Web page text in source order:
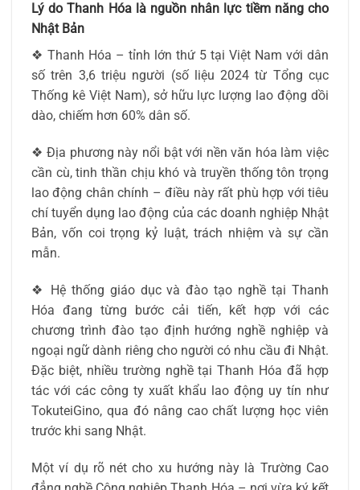
Lý do Thanh Hóa là nguồn nhân lực tiềm năng cho
Nhật Bản
❖ Thanh Hóa – tỉnh lớn thứ 5 tại Việt Nam với dân
số trên 3,6 triệu người (số liệu 2024 từ Tổng cục
Thống kê Việt Nam), sở hữu lực lượng lao động dồi
dào, chiếm hơn 60% dân số.
❖ Địa phương này nổi bật với nền văn hóa làm việc
cần cù, tinh thần chịu khó và truyền thống tôn trọng
lao động chân chính – điều này rất phù hợp với tiêu
chí tuyển dụng lao động của các doanh nghiệp Nhật
Bản, vốn coi trọng kỷ luật, trách nhiệm và sự cần
mẫn.
❖ Hệ thống giáo dục và đào tạo nghề tại Thanh
Hóa đang từng bước cải tiến, kết hợp với các
chương trình đào tạo định hướng nghề nghiệp và
ngoại ngữ dành riêng cho người có nhu cầu đi Nhật.
Đặc biệt, nhiều trường nghề tại Thanh Hóa đã hợp
tác với các công ty xuất khẩu lao động uy tín như
TokuteiGino, qua đó nâng cao chất lượng học viên
trước khi sang Nhật.
Một ví dụ rõ nét cho xu hướng này là Trường Cao